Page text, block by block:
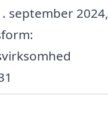
september 2024,